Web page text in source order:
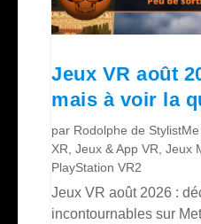
Jeux VR août
mais à voir la
par Rodolphe de StylistMe
XR ,Jeux & App VR ,Jeux
PlayStation VR2
Jeux VR août 2026 :
incontournables sur